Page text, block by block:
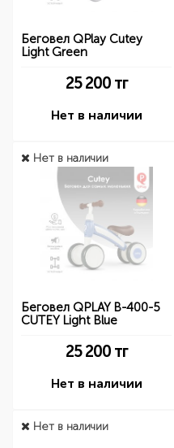
Беговел QPlay Cutey
Light Green
25 200тг
Нет в наличии
Нет в наличии
Беговел QPLAY B-400-5
CUTEY Light Blue
25 200тг
Нет в наличии
Нет в наличии